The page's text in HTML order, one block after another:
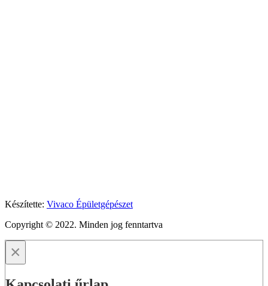
Készítette: Vivaco Épületgépészet
Copyright © 2022. Minden jog fenntartva
×